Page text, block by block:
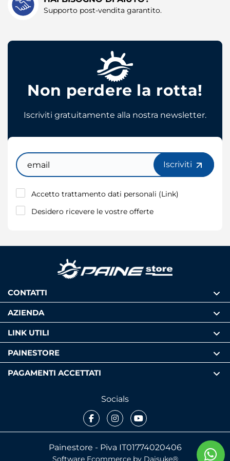
Supporto post-vendita garantito.
Non perdere la rotta!
Iscriviti gratuitamente alla nostra newsletter.
Email
Iscriviti
Accetto trattamento dati personali (Link)
Desidero ricevere le vostre offerte
CONTATTI
AZIENDA
LINK UTILI
PAINESTORE
PAGAMENTI ACCETTATI
Socials
FacebookInstagramYoutube
Painestore - Piva IT01774020406
Software Ecommerce by Daisuke®